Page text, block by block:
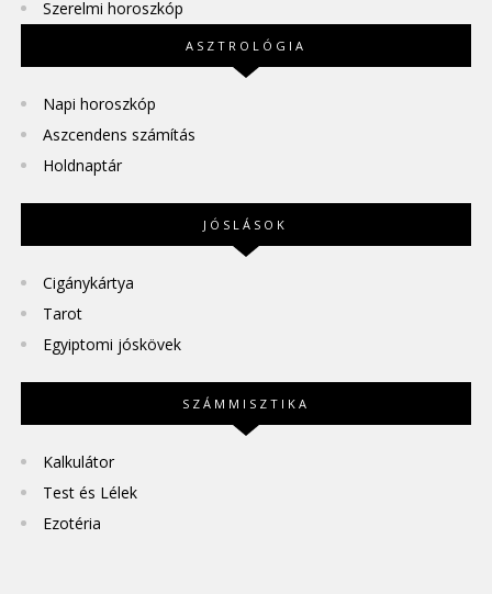
Szerelmi horoszkóp
ASZTROLÓGIA
Napi horoszkóp
Aszcendens számítás
Holdnaptár
JÓSLÁSOK
Cigánykártya
Tarot
Egyiptomi jóskövek
SZÁMMISZTIKA
Kalkulátor
Test és Lélek
Ezotéria